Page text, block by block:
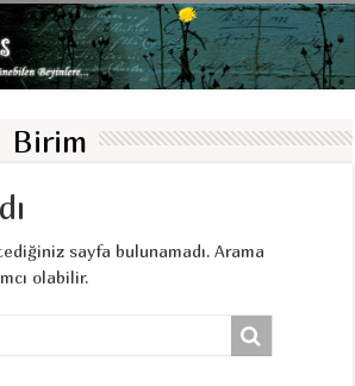
Birim
sayfa bulunamadı. Arama
olabilir.